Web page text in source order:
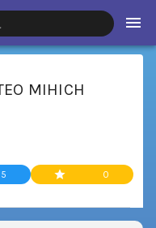
MIHICH
5 0